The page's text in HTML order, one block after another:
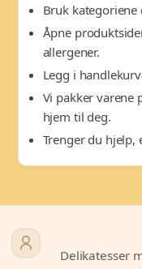
Bruk
Åpne
allergener.
Legg i
Vi pakker varene
hjem til deg.
Trenger du hjelp,
Delikatesser